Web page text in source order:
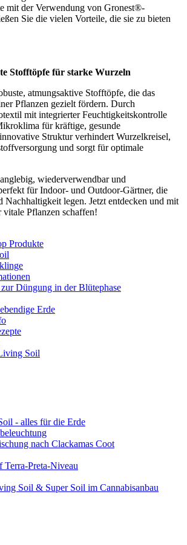
mit der Verwendung von Gronest®-
Sie die vielen Vorteile, die sie zu bieten
Stofftöpfe für starke Wurzeln
atmungsaktive Stofftöpfe, die das
Pflanzen gezielt fördern. Durch
mit integrierter Feuchtigkeitskontrolle
für kräftige, gesunde
Struktur verhindert Wurzelkreisel,
und sorgt für optimale
wiederverwendbar und
für Indoor- und Outdoor-Gärtner, die
Nachhaltigkeit legen. Jetzt entdecken und mit
Pflanzen schaffen!
Produkte
Düngung in der Blütephase
Erde
Soil
- alles für die Erde
nach Clackamas Coot
Preta-Niveau
Soil & Super Soil im Cannabisanbau